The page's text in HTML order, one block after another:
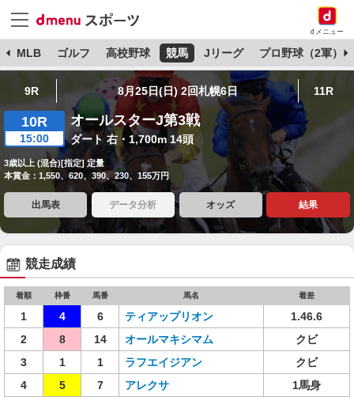
dメニュー
MLB ゴルフ 高校野球 競馬 Jリーグ プロ野球（2軍）
9R 8月25日(日) 2回札幌6日 11R
10R
15:00
オールスターJ第3戦
ダート 右・1,700m 14頭
3歳以上 (混合)[指定] 定量
本賞金：1,550、620、390、230、155万円
出馬表 データ分析 オッズ 結果
競走成績
着順 枠番 馬番 馬名 着差
1 4 6 ティアップリオン
1.46.6
2
8 14 オールマキシマム
クビ
3
1 1 ラフエイジアン
クビ
4
5 7 アレクサ
1馬身